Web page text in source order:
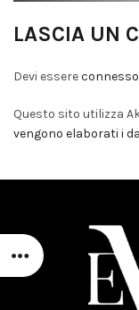
LASCIA UN
Devi essereconnesso
Questo sito utilizza
vengono elaborati i